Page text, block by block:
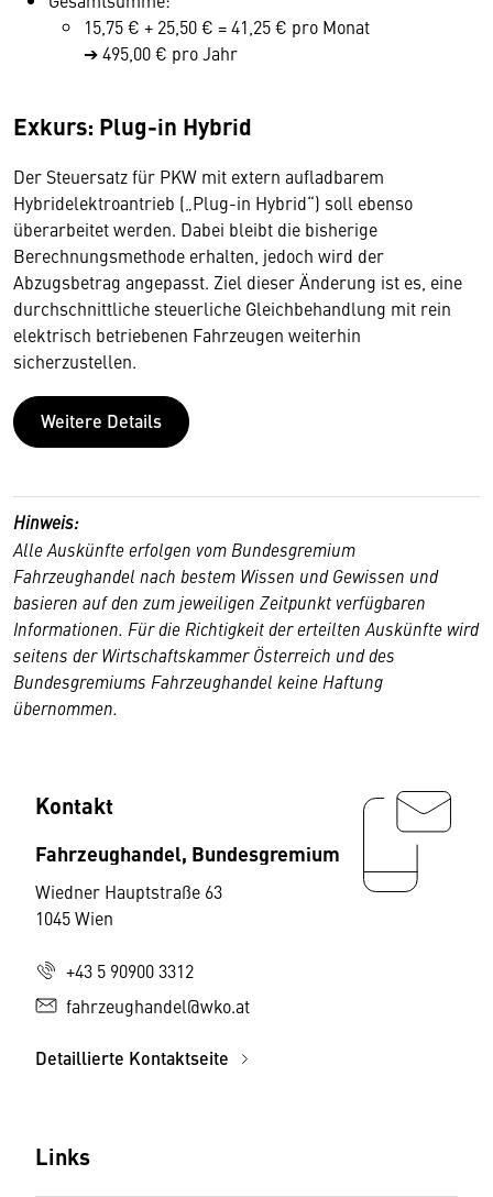
15,75 € + 25,50 € = 41,25 € pro Monat
➔ 495,00 € pro Jahr
Exkurs: Plug-in Hybrid
Der Steuersatz für PKW mit extern aufladbarem
Hybridelektroantrieb („Plug-in Hybrid“) soll ebenso
überarbeitet werden. Dabei bleibt die bisherige
Berechnungsmethode erhalten, jedoch wird der
Abzugsbetrag angepasst. Ziel dieser Änderung ist es, eine
durchschnittliche steuerliche Gleichbehandlung mit rein
elektrisch betriebenen Fahrzeugen weiterhin
sicherzustellen.
Weitere Details
Hinweis:
Alle Auskünfte erfolgen vom Bundesgremium
Fahrzeughandel nach bestem Wissen und Gewissen und
basieren auf den zum jeweiligen Zeitpunkt verfügbaren
Informationen. Für die Richtigkeit der erteilten Auskünfte wird
seitens der Wirtschaftskammer Österreich und des
Bundesgremiums Fahrzeughandel keine Haftung
übernommen.
Kontakt
Fahrzeughandel, Bundesgremium
Wiedner Hauptstraße 63
1045 Wien
+43 5 90900 3312
fahrzeughandel@wko.at
Detaillierte Kontaktseite
Links